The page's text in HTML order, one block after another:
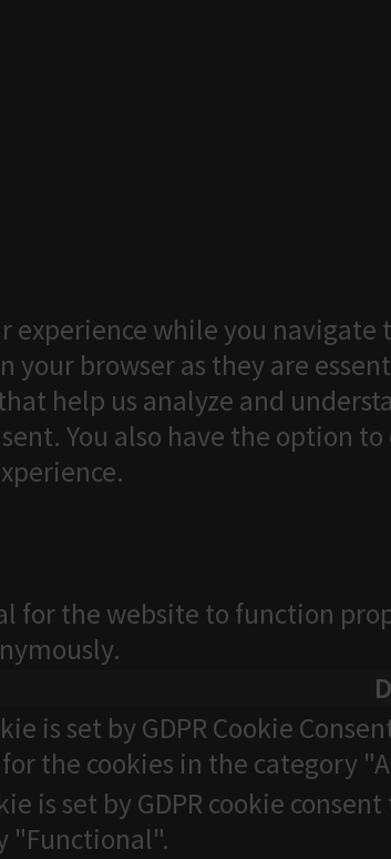
experience while you
your browser as they are
help us analyze and
You also have the option
for the website to function
is set by GDPR Cookie
the cookies in the category
is set by GDPR cookie
"Functional".